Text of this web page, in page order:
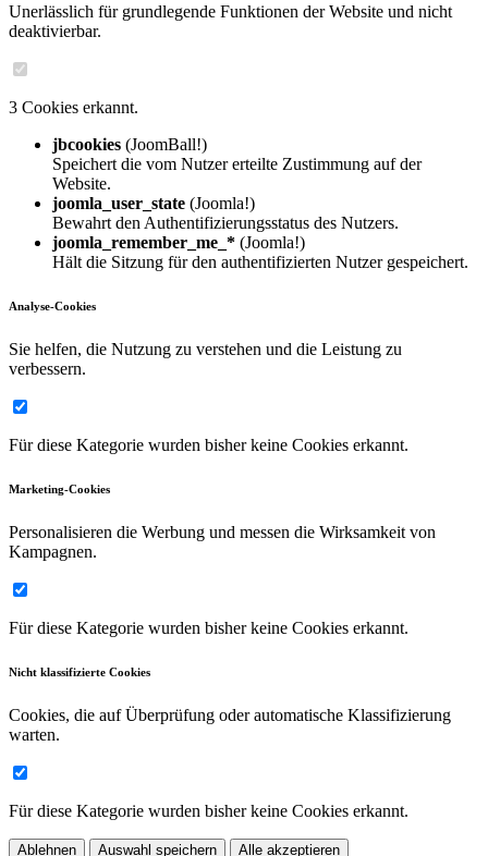
Unerlässlich für grundlegende Funktionen der Website und nicht
deaktivierbar.
3 Cookies erkannt.
jbcookies (JoomBall!)
Speichert die vom Nutzer erteilte Zustimmung auf der
Website.
joomla_user_state (Joomla!)
Bewahrt den Authentifizierungsstatus des Nutzers.
joomla_remember_me_* (Joomla!)
Hält die Sitzung für den authentifizierten Nutzer gespeichert.
Analyse-Cookies
Sie helfen, die Nutzung zu verstehen und die Leistung zu
verbessern.
Für diese Kategorie wurden bisher keine Cookies erkannt.
Marketing-Cookies
Personalisieren die Werbung und messen die Wirksamkeit von
Kampagnen.
Für diese Kategorie wurden bisher keine Cookies erkannt.
Nicht klassifizierte Cookies
Cookies, die auf Überprüfung oder automatische Klassifizierung
warten.
Für diese Kategorie wurden bisher keine Cookies erkannt.
Ablehnen Auswahl speichern Alle akzeptieren